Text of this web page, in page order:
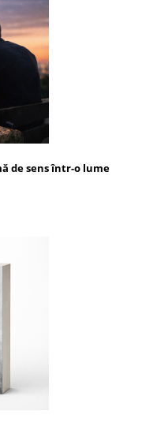
de sens într-o lume